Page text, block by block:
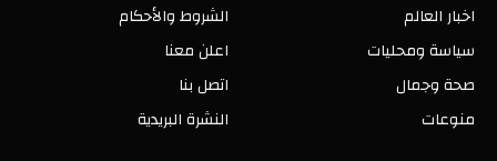
اخبار العالم
سياسة ومحليات
صحة وجمال
منوعات
الشروط والأحكام
اعلن معنا
اتصل بنا
النشرة البريدية